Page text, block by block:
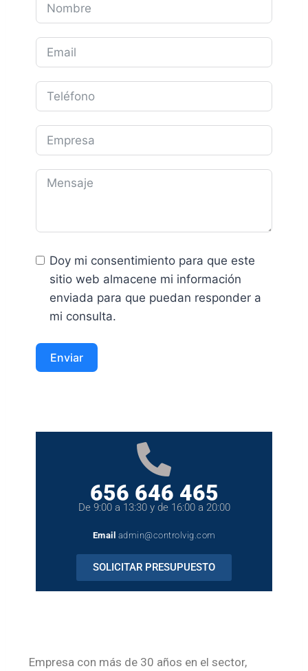
Doy mi consentimiento para que este
sitio web almacene mi información
enviada para que puedan responder a
mi consulta.
Enviar
656 646 465
De 9:00 a 13:30 y de 16:00 a 20:00
Email admin@controlvig.com
SOLICITAR PRESUPUESTO
Empresa con más de 30 años en el sector,